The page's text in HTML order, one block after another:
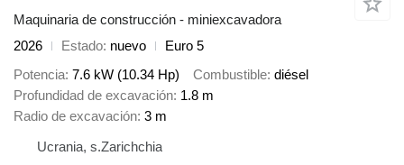
Maquinaria de construcción - miniexcavadora
2026
Estado nuevo
Euro 5
Potencia 7.6 kW (10.34 Hp) Combustible diésel
Profundidad de excavación 1.8 m
Radio de excavación 3 m
Ucrania, s.Zarichchia